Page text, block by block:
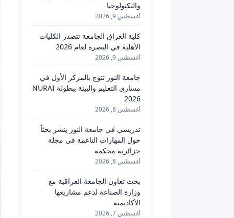
والتكنولوجيا
أغسطس 9, 2026
كلية العراق الجامعة تتصدر الكليات
الأهلية في البصرة لعام 2026
أغسطس 9, 2026
جامعة النور تتوج بالمركز الأول في
مساري التعليم والبيئة ببطولة NURAI
2026
أغسطس 8, 2026
تدريسي في جامعة النور ينشر بحثاً
حول المهارات الناعمة في مجلة
جزائرية محكمة
أغسطس 8, 2026
بحث تعاون الجامعة العراقية مع
وزارة الصناعة لدعم مشاريعها
الأكاديمية
أغسطس 7, 2026